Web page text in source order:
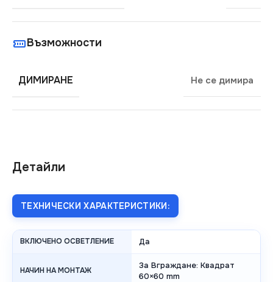
Детайли
ТЕХНИЧЕСКИ ХАРАКТЕРИСТИКИ:
ВКЛЮЧЕНО ОСВЕТЛЕНИЕ Да
НАЧИН НА МОНТАЖ
За Вграждане: Квадрат
60×60 mm
Възможности
ДИМИРАНЕ Не се димира